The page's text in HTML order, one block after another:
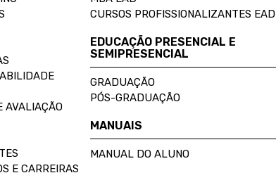
AVALIAÇÃO
E CARREIRAS
CURSOS PROFISSIONALIZANTES EAD
EDUCAÇÃO PRESENCIAL E
SEMIPRESENCIAL
GRADUAÇÃO
PÓS-GRADUAÇÃO
MANUAIS
MANUAL DO ALUNO